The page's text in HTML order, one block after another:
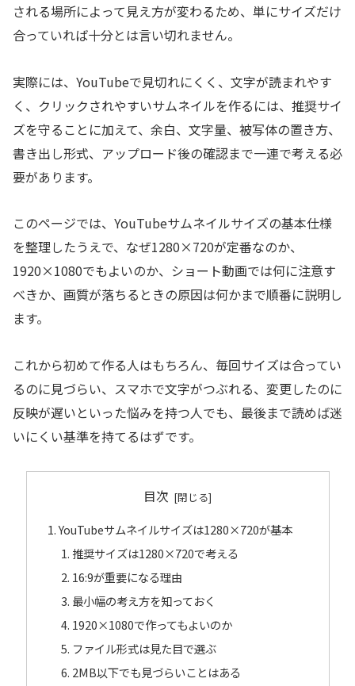
される場所によって見え方が変わるため、単にサイズだけ
合っていれば十分とは言い切れません。
実際には、YouTubeで見切れにくく、文字が読まれやす
く、クリックされやすいサムネイルを作るには、推奨サイ
ズを守ることに加えて、余白、文字量、被写体の置き方、
書き出し形式、アップロード後の確認まで一連で考える必
要があります。
このページでは、YouTubeサムネイルサイズの基本仕様
を整理したうえで、なぜ1280×720が定番なのか、
1920×1080でもよいのか、ショート動画では何に注意す
べきか、画質が落ちるときの原因は何かまで順番に説明し
ます。
これから初めて作る人はもちろん、毎回サイズは合ってい
るのに見づらい、スマホで文字がつぶれる、変更したのに
反映が遅いといった悩みを持つ人でも、最後まで読めば迷
いにくい基準を持てるはずです。
目次
YouTubeサムネイルサイズは1280×720が基本
推奨サイズは1280×720で考える
16:9が重要になる理由
最小幅の考え方を知っておく
1920×1080で作ってもよいのか
ファイル形式は見た目で選ぶ
2MB以下でも見づらいことはある